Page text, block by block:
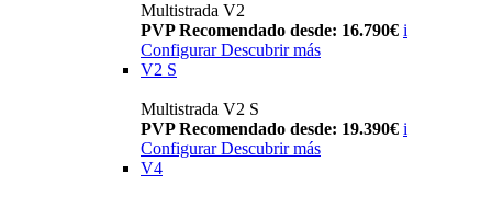
Multistrada V2
PVP Recomendado desde: 16.790€ i
Configurar Descubrir más
V2 S
Multistrada V2 S
PVP Recomendado desde: 19.390€ i
Configurar Descubrir más
V4